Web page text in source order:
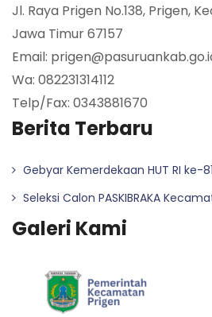
Jl. Raya Prigen No.138, Prigen,
Jawa Timur 67157
Email:
Wa: 082231314112
Telp/Fax: 0343881670
Berita Terbaru
Gebyar Kemerdekaan HUT RI ke-
Seleksi Calon PASKIBRAKA
Galeri Kami